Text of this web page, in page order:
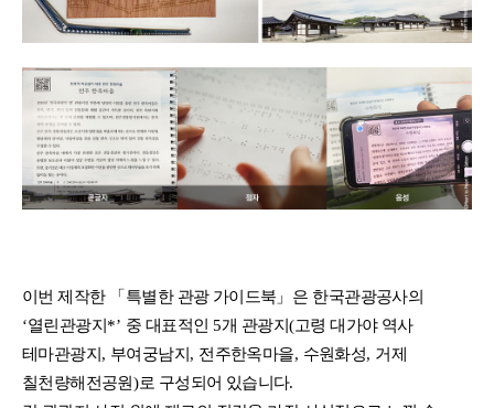
이번 제작한 「 특별한 관광 가이드북 」 은 한국관광공사의
‘열린관광지 *’ 중 대표적인 5개 관광지(고령 대가야 역사
테마관광지 , 부여궁남지 , 전주한옥마을, 수원화성, 거제
칠천량해전공원)로 구성되어 있습니다.